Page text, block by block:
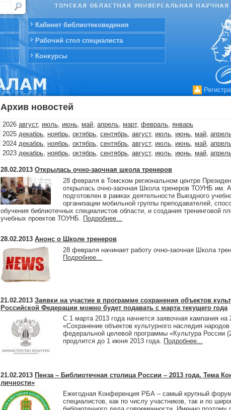
Кабинет библиотековедения
Рабочий стол специалиста
Конкурсы
Архив новостей
2026 август, июль, июнь, май, апрель, март, февраль, январь
2025 декабрь, ноябрь, октябрь, сентябрь, август, июль, июнь, май,
2024 декабрь, ноябрь, октябрь, сентябрь, август, июль, июнь, май,
2023 декабрь, ноябрь, октябрь, сентябрь, август, июль, июнь, май,
2021 декабрь,ноябрь,октябрь,сентябрь,август,июль,
2020 декабрь,ноябрь,октябрь, сентябрь,август,июль,июнь,май,
2019 декабрь,ноябрь,октябрь ,сентябрь,август,июль,июнь ,май ,апрель
2018 декабрь,ноябрь,октябрь, август, июль,июнь ,май,апрель,март,
2017 декабрь,ноябрь,октябрь,сентябрь,август,июль,июнь,май,
2016 декабрь,ноябрь,октябрь,сентябрь
2014 декабрь,ноябрь ,октябрь,сентябрь
2013 декабрь,ноябрь,октябрь, август,июль,июнь,май,апрель,март,
2012 декабрь, ноябрь,октябрь,сентябрь
2011 декабрь, ноябрь
декабрь ноябрь
28.02.2013 Открылась очно-заочная школа тренеров
28 февраля в Томском региональном центре
открылась очно-заочная Школа тренеров ТОУНБ
подготовлен в рамках деятельности Выездного
организации мобильной группы преподавателей,
обучения библиотечных специалистов области, и создания тренинговой
учебных проектов ТОУНБ.
Подробнее...
28.02.2013 Анонс о Школе тренеров
28 февраля начинает работу очно-заочная Школа
Подробнее...
21.02.2013 Заявки на участие в программе сохранения объектов
Российской Федерации можно будет подавать с марта текущего года
С 1 марта 2013 года начнется заявочная кампания
«Сохранение объектов культурного наследия
федеральной целевой программы «Культура России
продлится до 1 июня 2013 года. Подробнее...
21.02.2013 Пенза – Библиотечная столица России – 2013 года. Тема
личности»
Ежегодная Конференция РБА – самый крупный форум
специалистов, как по числу участников, так и по